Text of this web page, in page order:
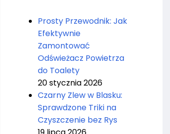
Prosty Przewodnik: Jak
Efektywnie
Zamontować
Odświeżacz Powietrza
do Toalety
20 stycznia 2026
Czarny Zlew w Blasku:
Sprawdzone Triki na
Czyszczenie bez Rys